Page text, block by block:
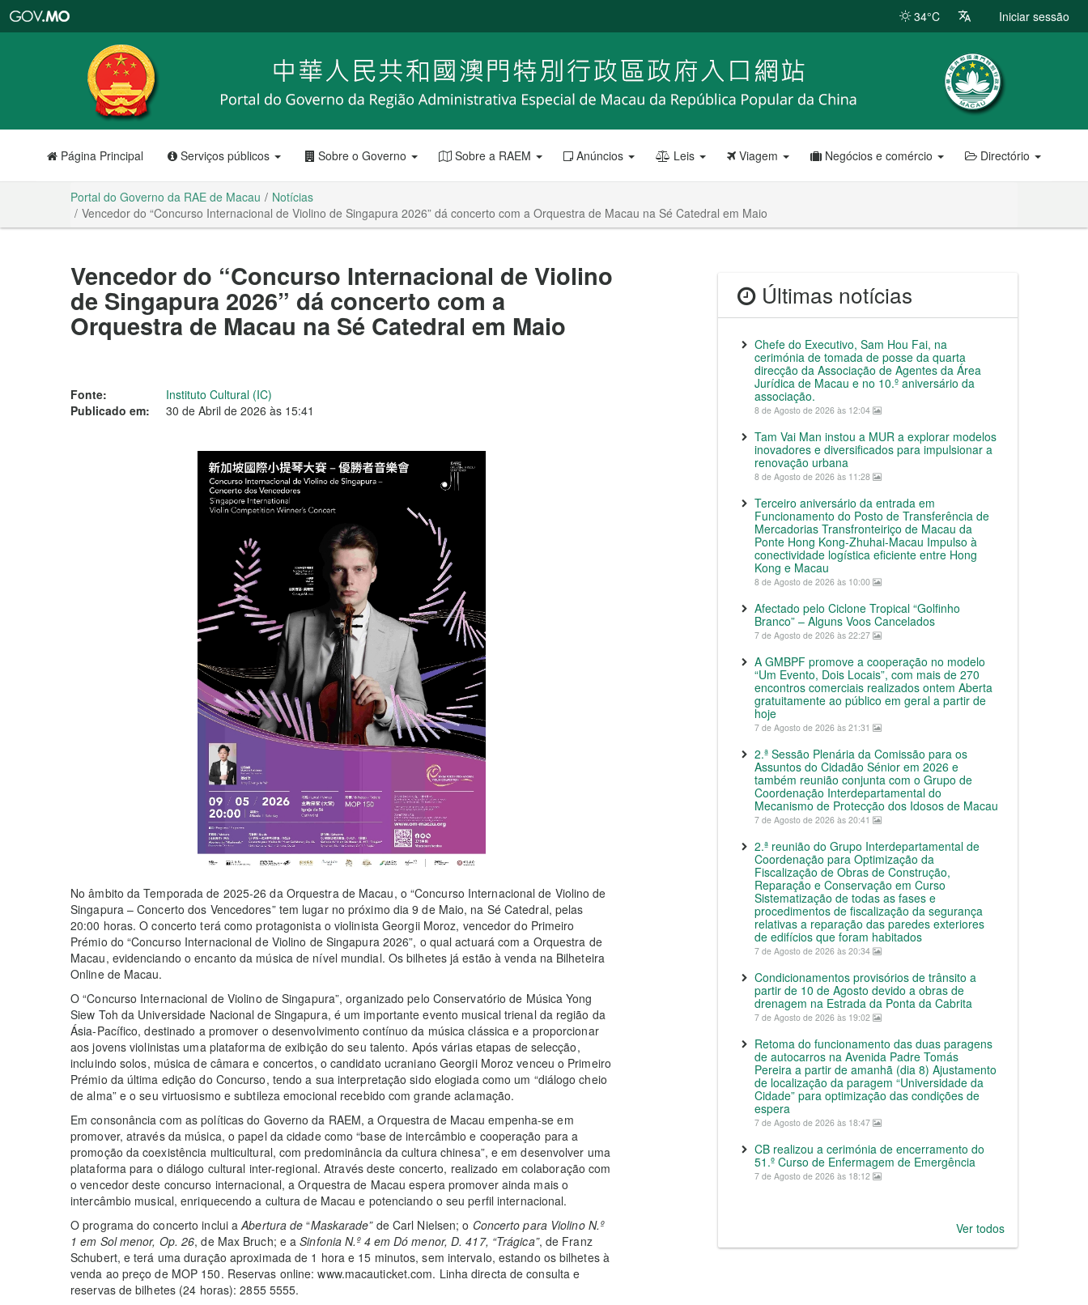
RAE
de
Macau
34°C Iniciar sessão
Página Principal Serviços públicos Sobre o Governo Sobre a RAEM Anúncios Leis Viagem Negócios e comércio Directório
Portal do Governo da RAE de Macau
Notícias
Vencedor do “Concurso Internacional de Violino de Singapura 2026” dá concerto com a Orquestra de Macau na Sé Catedral em Maio
Vencedor do “Concurso Internacional de Violino
de Singapura 2026” dá concerto com a
Orquestra de Macau na Sé Catedral em Maio
Fonte:
Instituto Cultural (IC)
Publicado em:
30 de Abril de 2026 às 15:41
No âmbito da Temporada de 2025-26 da Orquestra de Macau, o “Concurso Internacional de Violino de
Singapura – Concerto dos Vencedores” tem lugar no próximo dia 9 de Maio, na Sé Catedral, pelas
20:00 horas. O concerto terá como protagonista o violinista Georgii Moroz, vencedor do Primeiro
Prémio do “Concurso Internacional de Violino de Singapura 2026”, o qual actuará com a Orquestra de
Macau, evidenciando o encanto da música de nível mundial. Os bilhetes já estão à venda na Bilheteira
Online de Macau.
O “Concurso Internacional de Violino de Singapura”, organizado pelo Conservatório de Música Yong
Siew Toh da Universidade Nacional de Singapura, é um importante evento musical trienal da região da
Ásia-Pacífico, destinado a promover o desenvolvimento contínuo da música clássica e a proporcionar
aos jovens violinistas uma plataforma de exibição do seu talento. Após várias etapas de selecção,
incluindo solos, música de câmara e concertos, o candidato ucraniano Georgii Moroz venceu o Primeiro
Prémio da última edição do Concurso, tendo a sua interpretação sido elogiada como um “diálogo cheio
de alma” e o seu virtuosismo e subtileza emocional recebido com grande aclamação.
Em consonância com as políticas do Governo da RAEM, a Orquestra de Macau empenha-se em
promover, através da música, o papel da cidade como “base de intercâmbio e cooperação para a
promoção da coexistência multicultural, com predominância da cultura chinesa”, e em desenvolver uma
plataforma para o diálogo cultural inter-regional. Através deste concerto, realizado em colaboração com
o vencedor deste concurso internacional, a Orquestra de Macau espera promover ainda mais o
intercâmbio musical, enriquecendo a cultura de Macau e potenciando o seu perfil internacional.
O programa do concerto inclui aAbertura de “Maskarade”de Carl Nielsen; o Concerto para Violino N.º
1 em Sol menor, Op. 26, de Max Bruch; e aSinfonia N.º 4 em Dó menor, D. 417, “Trágica”, de Franz
Schubert, e terá uma duração aproximada de 1 hora e 15 minutos, sem intervalo, estando os bilhetes à
venda ao preço de MOP 150. Reservas online: www.macauticket.com. Linha directa de consulta e
reservas de bilhetes (24 horas): 2855 5555.
Últimas notícias
Chefe do Executivo, Sam Hou Fai, na
cerimónia de tomada de posse da quarta
direcção da Associação de Agentes da Área
Jurídica de Macau e no 10.º aniversário da
associação.
8 de Agosto de 2026 às 12:04
Tam Vai Man instou a MUR a explorar modelos
inovadores e diversificados para impulsionar a
renovação urbana
8 de Agosto de 2026 às 11:28
Terceiro aniversário da entrada em
Funcionamento do Posto de Transferência de
Mercadorias Transfronteiriço de Macau da
Ponte Hong Kong-Zhuhai-Macau Impulso à
conectividade logística eficiente entre Hong
Kong e Macau
8 de Agosto de 2026 às 10:00
Afectado pelo Ciclone Tropical “Golfinho
Branco” – Alguns Voos Cancelados
7 de Agosto de 2026 às 22:27
A GMBPF promove a cooperação no modelo
“Um Evento, Dois Locais”, com mais de 270
encontros comerciais realizados ontem Aberta
gratuitamente ao público em geral a partir de
hoje
7 de Agosto de 2026 às 21:31
2.ª Sessão Plenária da Comissão para os
Assuntos do Cidadão Sénior em 2026 e
também reunião conjunta com o Grupo de
Coordenação Interdepartamental do
Mecanismo de Protecção dos Idosos de Macau
7 de Agosto de 2026 às 20:41
2.ª reunião do Grupo Interdepartamental de
Coordenação para Optimização da
Fiscalização de Obras de Construção,
Reparação e Conservação em Curso
Sistematização de todas as fases e
procedimentos de fiscalização da segurança
relativas a reparação das paredes exteriores
de edifícios que foram habitados
7 de Agosto de 2026 às 20:34
Condicionamentos provisórios de trânsito a
partir de 10 de Agosto devido a obras de
drenagem na Estrada da Ponta da Cabrita
7 de Agosto de 2026 às 19:02
Retoma do funcionamento das duas paragens
de autocarros na Avenida Padre Tomás
Pereira a partir de amanhã (dia 8) Ajustamento
de localização da paragem “Universidade da
Cidade” para optimização das condições de
espera
7 de Agosto de 2026 às 18:47
CB realizou a cerimónia de encerramento do
51.º Curso de Enfermagem de Emergência
7 de Agosto de 2026 às 18:12
Ver todos